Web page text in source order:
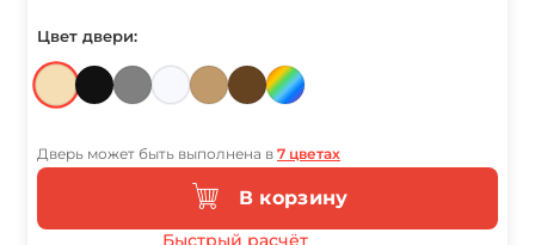
Цвет двери:
Дверь может быть выполнена в 7 цветах
В корзину
Быстрый расчёт